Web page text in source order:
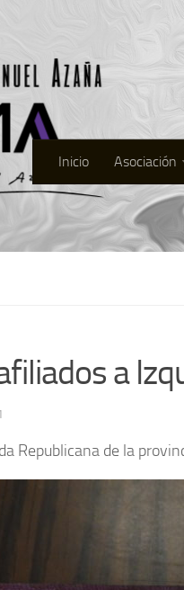
Inicio Asociación
a
Republicana de la